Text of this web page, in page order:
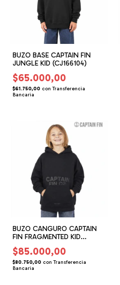
BUZO BASE CAPTAIN FIN
JUNGLE KID (CJ166104)
$65.000,00
$61.750,00 con Transferencia
Bancaria
BUZO CANGURO CAPTAIN
FIN FRAGMENTED KID
(CJ166202)
$85.000,00
$80.750,00 con Transferencia
Bancaria